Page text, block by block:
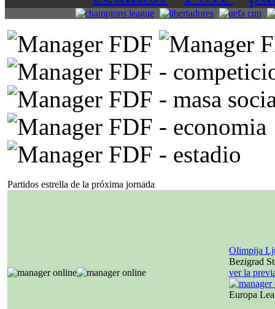
Partidos estrella de la próxima jornada
Olimpija
Bezigrad
ver la
Europa